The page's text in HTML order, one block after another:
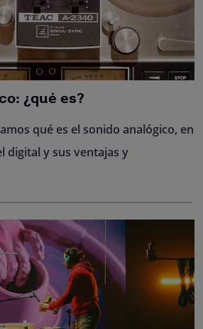
¿qué es?
qué es el sonido analógico, en
digital y sus ventajas y